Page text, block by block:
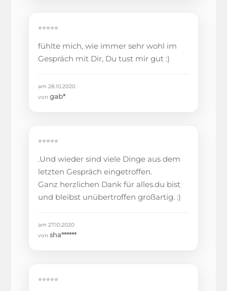
⭐⭐⭐⭐⭐
fühlte mich, wie immer sehr wohl im
Gespräch mit Dir, Du tust mir gut :)
am 28.10.2020
vongab*
⭐⭐⭐⭐⭐
.Und wieder sind viele Dinge aus dem
letzten Gespräch eingetroffen.
Ganz herzlichen Dank für alles.du bist
und bleibst unübertroffen großartig. :)
am 27.10.2020
vonsha******
⭐⭐⭐⭐⭐